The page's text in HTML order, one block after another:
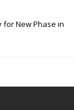
for New Phase in